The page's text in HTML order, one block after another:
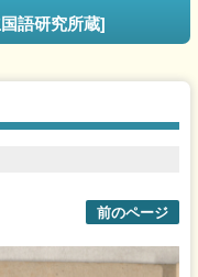
語研究所蔵]
前のページ